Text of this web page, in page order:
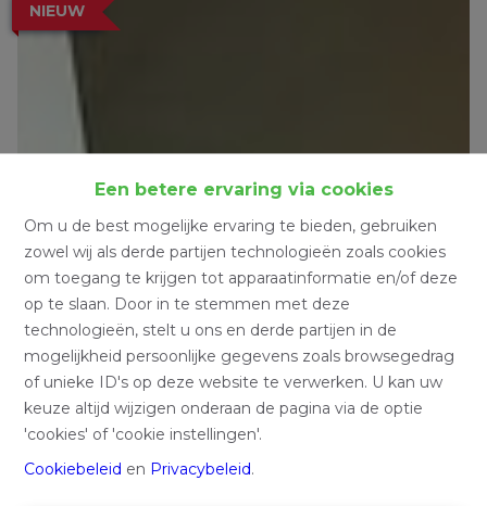
Een betere ervaring via cookies
Om u de best mogelijke ervaring te bieden, gebruiken
zowel wij als derde partijen technologieën zoals cookies
om toegang te krijgen tot apparaatinformatie en/of deze
op te slaan. Door in te stemmen met deze
technologieën, stelt u ons en derde partijen in de
mogelijkheid persoonlijke gegevens zoals browsegedrag
of unieke ID's op deze website te verwerken. U kan uw
keuze altijd wijzigen onderaan de pagina via de optie
'cookies' of 'cookie instellingen'.
Cookiebeleid en Privacybeleid.
NIEUW